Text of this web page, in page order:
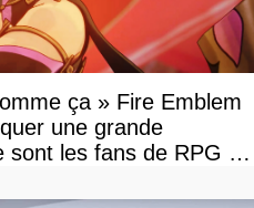
ça » Fire Emblem
une grande
les fans de RPG en